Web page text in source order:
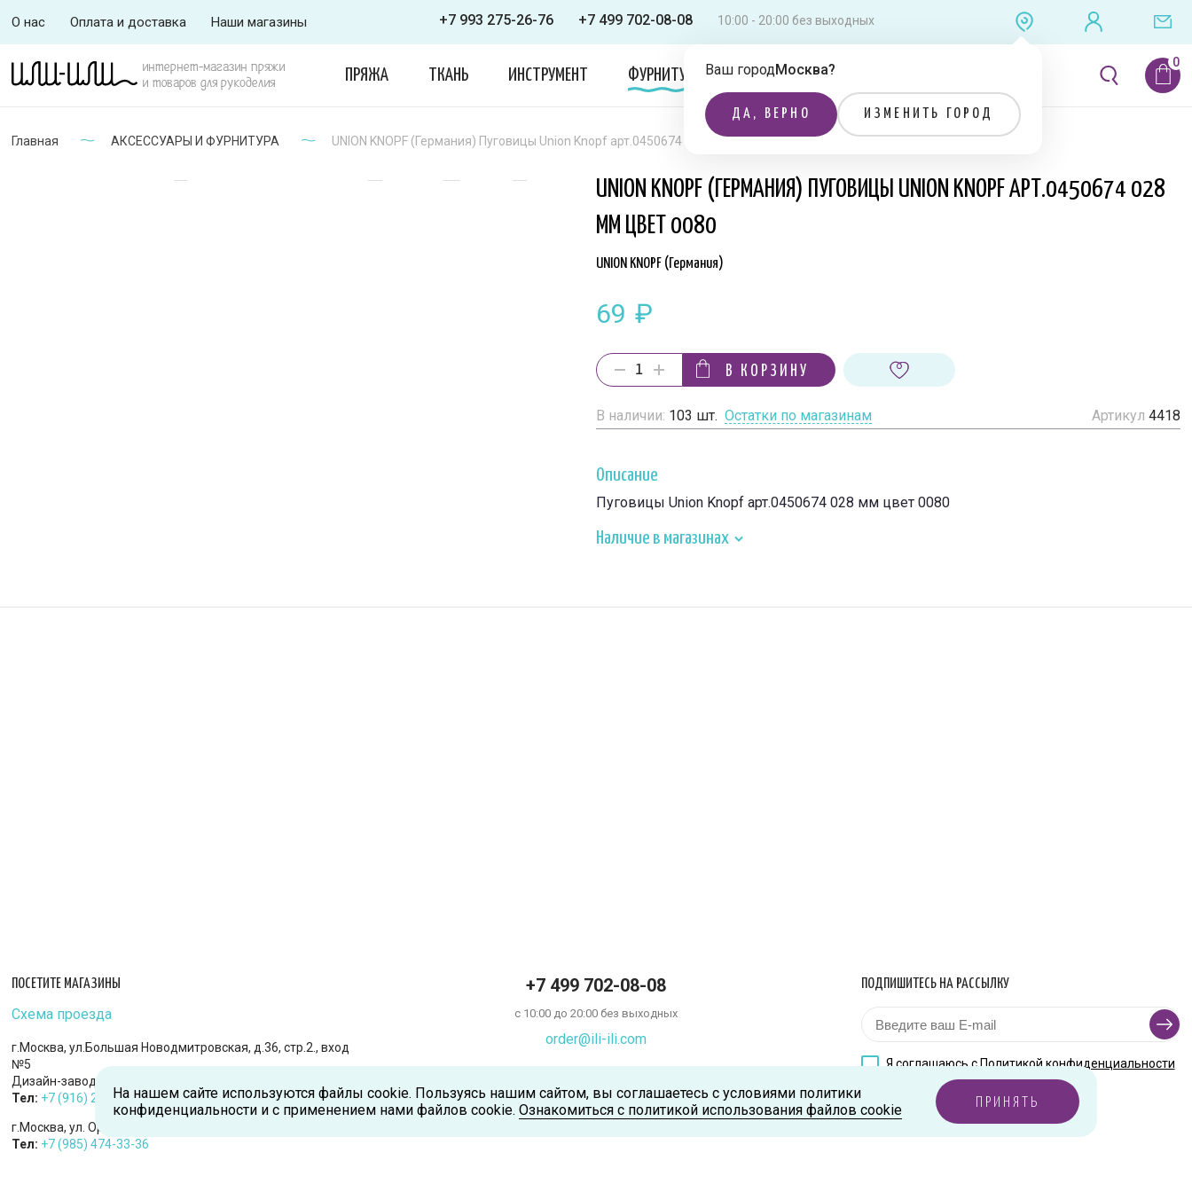
О нас Оплата и доставка Наши магазины +7 993 275-26-76 +7 499 702-08-08 10:00 - 20:00 без выходных
Ваш городМосква?
ДА, ВЕРНО ИЗМЕНИТЬ ГОРОД
интернет-магазин пряжи
и товаров для рукоделия
ПРЯЖА ТКАНЬ ИНСТРУМЕНТ ФУРНИТУРА ОДЕЖДА ЛИТЕРАТУРА
Главная АКСЕССУАРЫ И ФУРНИТУРА UNION KNOPF (Германия) Пуговицы Union Knopf арт.0450674 028 мм цвет 0080
UNION KNOPF (ГЕРМАНИЯ) ПУГОВИЦЫ UNION KNOPF АРТ.0450674 028
ММ ЦВЕТ 0080
UNION KNOPF (Германия)
69 ₽
В КОРЗИНУ
В наличии: 103 шт. Остатки по магазинам Артикул 4418
Описание
Пуговицы Union Knopf арт.0450674 028 мм цвет 0080
Наличие в магазинах
ПОСЕТИТЕ МАГАЗИНЫ
Схема проезда
г.Москва, ул.Большая Новодмитровская, д.36, стр.2., вход
№5
Дизайн-завод «FLACON»
Тел: +7 (916) 215-94-95
г.Москва, ул. Орджоникидзе, д.9, к.1
Тел: +7 (985) 474-33-36
+7 499 702-08-08
с 10:00 до 20:00 без выходных
order@ili-ili.com
ПОДПИШИТЕСЬ НА РАССЫЛКУ
Я соглашаюсь сПолитикой конфиденциальности
На нашем сайте используются файлы cookie. Пользуясь нашим сайтом, вы соглашаетесь с условиями политики
конфиденциальности и с применением нами файлов cookie. Ознакомиться с политикой использования файлов cookie ПРИНЯТЬ